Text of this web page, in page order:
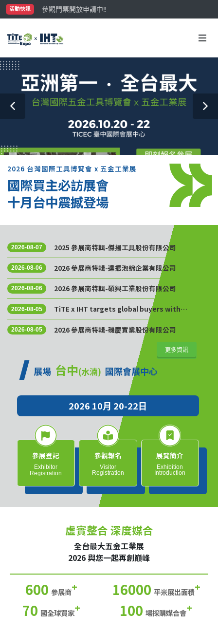
活動快訊
參觀門票開放申請中‼️
最大規模台灣五金展TiTE x IHT，2026/10/20-22與您在臺
2026 台灣國際工具博覽會 x 五金工業展
國際買主必訪展會
十月台中震撼登場
2026-08-07 2025 參展商特輯-傑揚工具股份有限公司
2026-08-06 2026 參展商特輯-達振泡綿企業有限公司
2026-08-06 2026 參展商特輯-碩興工業股份有限公司
2026-08-05
TiTE x IHT targets global buyers with
Golden Sourcing Week
2026-08-05 2026 參展商特輯-磯慶實業股份有限公司
更多資訊
展場 台中(水湳) 國際會展中心
2026 10月 20-22日
參展登記
Exhibitor
Registration
參觀報名
Visitor
Registration
展覽簡介
Exhibition
Introduction
虛實整合 深度媒合
全台最大五金工業展
2026 與您一起再創巔峰
600 參展商+ 16000 平米展出面積+
70 國全球買家+ 100 場採購媒合會+